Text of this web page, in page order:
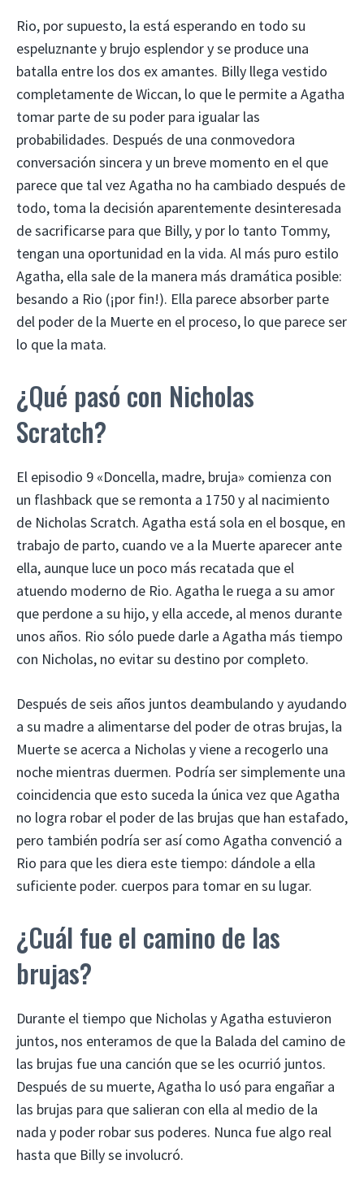
Rio, por supuesto, la está esperando en todo su
espeluznante y brujo esplendor y se produce una
batalla entre los dos ex amantes. Billy llega vestido
completamente de Wiccan, lo que le permite a Agatha
tomar parte de su poder para igualar las
probabilidades. Después de una conmovedora
conversación sincera y un breve momento en el que
parece que tal vez Agatha no ha cambiado después de
todo, toma la decisión aparentemente desinteresada
de sacrificarse para que Billy, y por lo tanto Tommy,
tengan una oportunidad en la vida. Al más puro estilo
Agatha, ella sale de la manera más dramática posible:
besando a Rio (¡por fin!). Ella parece absorber parte
del poder de la Muerte en el proceso, lo que parece ser
lo que la mata.
¿Qué pasó con Nicholas
Scratch?
El episodio 9 «Doncella, madre, bruja» comienza con
un flashback que se remonta a 1750 y al nacimiento
de Nicholas Scratch. Agatha está sola en el bosque, en
trabajo de parto, cuando ve a la Muerte aparecer ante
ella, aunque luce un poco más recatada que el
atuendo moderno de Rio. Agatha le ruega a su amor
que perdone a su hijo, y ella accede, al menos durante
unos años. Rio sólo puede darle a Agatha más tiempo
con Nicholas, no evitar su destino por completo.
Después de seis años juntos deambulando y ayudando
a su madre a alimentarse del poder de otras brujas, la
Muerte se acerca a Nicholas y viene a recogerlo una
noche mientras duermen. Podría ser simplemente una
coincidencia que esto suceda la única vez que Agatha
no logra robar el poder de las brujas que han estafado,
pero también podría ser así como Agatha convenció a
Rio para que les diera este tiempo: dándole a ella
suficiente poder. cuerpos para tomar en su lugar.
¿Cuál fue el camino de las
brujas?
Durante el tiempo que Nicholas y Agatha estuvieron
juntos, nos enteramos de que la Balada del camino de
las brujas fue una canción que se les ocurrió juntos.
Después de su muerte, Agatha lo usó para engañar a
las brujas para que salieran con ella al medio de la
nada y poder robar sus poderes. Nunca fue algo real
hasta que Billy se involucró.